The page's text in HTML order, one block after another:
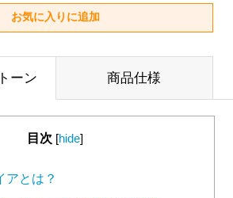
ーン 商品仕様
目次 [hide]
アとは？